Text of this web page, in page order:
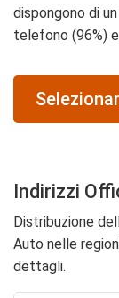
dispongono di
telefono (96%) e
Indirizzi
Distribuzione
Auto nelle
dettagli.